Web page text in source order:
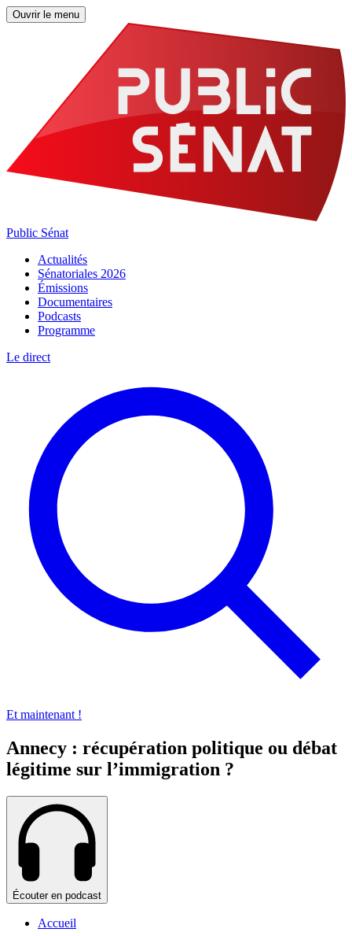
Ouvrir le menu
Public Sénat
Actualités
Sénatoriales 2026
Émissions
Documentaires
Podcasts
Programme
Le direct
Et maintenant !
Annecy : récupération politique ou débat
légitime sur l’immigration ?
Écouter en podcast
Accueil